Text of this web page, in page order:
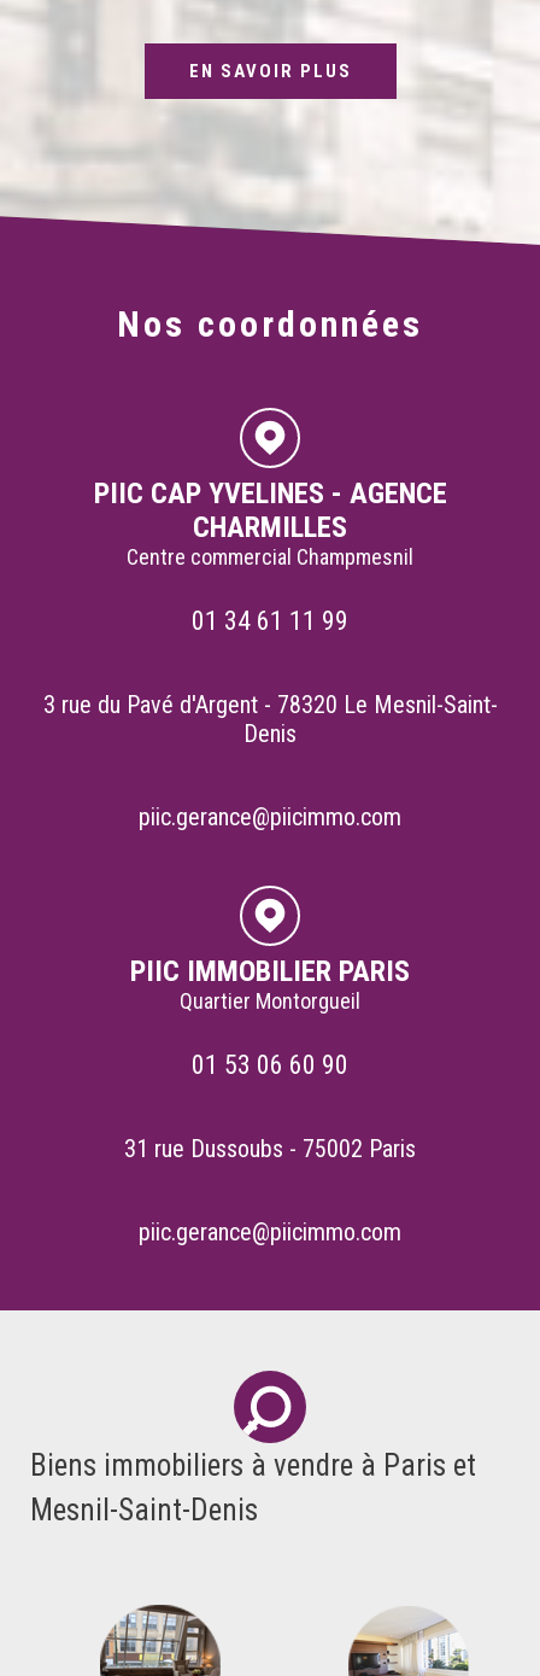
EN SAVOIR PLUS
Nos coordonnées
PIIC CAP YVELINES - AGENCE
CHARMILLES
Centre commercial Champmesnil
01 34 61 11 99
3 rue du Pavé d'Argent - 78320 Le Mesnil-Saint-
Denis
piic.gerance@piicimmo.com
PIIC IMMOBILIER PARIS
Quartier Montorgueil
01 53 06 60 90
31 rue Dussoubs - 75002 Paris
piic.gerance@piicimmo.com
Biens immobiliers à vendre à Paris et
Mesnil-Saint-Denis